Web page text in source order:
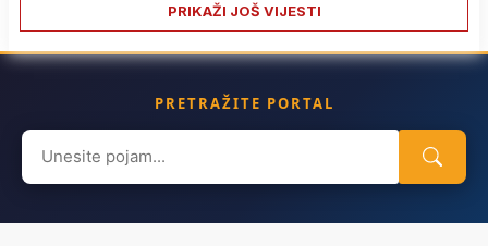
PRIKAŽI JOŠ VIJESTI
PRETRAŽITE PORTAL
Search
for: